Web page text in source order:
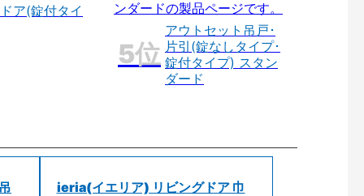
ア(錠付タイ
アウトセット吊戸･
片引(錠なしタイプ･
錠付タイプ) スタン
ダード
ieria(イエリア) リビングドア 巾